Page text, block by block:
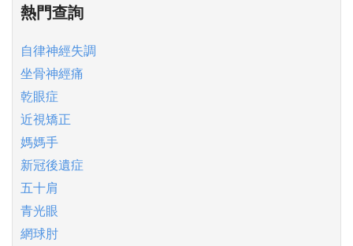
熱門查詢
自律神經失調
坐骨神經痛
乾眼症
近視矯正
媽媽手
新冠後遺症
五十肩
青光眼
網球肘